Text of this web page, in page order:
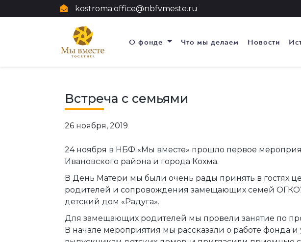
kostroma.office@nbfvmeste.ru
О фонде Что мы делаем Новости
Встреча с семьями
26 ноября, 2019
24 ноября в НБФ «Мы вместе» прошло первое
Ивановского района и города Кохма.
В День Матери мы были очень рады принять в гостях
родителей и сопровождения замещающих семей
детский дом «Радуга».
Для замещающих родителей мы провели занятие по
В начале мероприятия мы рассказали о работе фонда и